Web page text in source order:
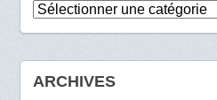
Catégories
ARCHIVES